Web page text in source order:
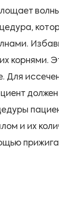
корнями.
Для
и их